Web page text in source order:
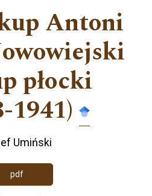
Antoni
płocki
1941)
Umiński
pdf